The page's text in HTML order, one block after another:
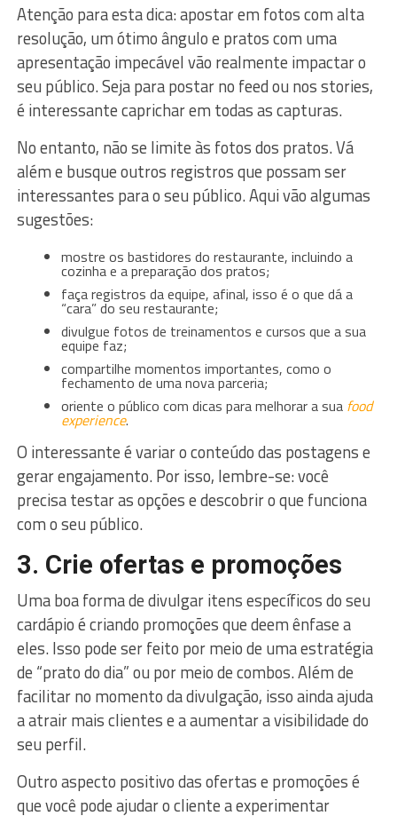
Atenção para esta dica: apostar em fotos com alta
resolução, um ótimo ângulo e pratos com uma
apresentação impecável vão realmente impactar o
seu público. Seja para postar no feed ou nos stories,
é interessante caprichar em todas as capturas.
No entanto, não se limite às fotos dos pratos. Vá
além e busque outros registros que possam ser
interessantes para o seu público. Aqui vão algumas
sugestões:
mostre os bastidores do restaurante, incluindo a
cozinha e a preparação dos pratos;
faça registros da equipe, afinal, isso é o que dá a
“cara” do seu restaurante;
divulgue fotos de treinamentos e cursos que a sua
equipe faz;
compartilhe momentos importantes, como o
fechamento de uma nova parceria;
oriente o público com dicas para melhorar a sua food
experience.
O interessante é variar o conteúdo das postagens e
gerar engajamento. Por isso, lembre-se: você
precisa testar as opções e descobrir o que funciona
com o seu público.
3. Crie ofertas e promoções
Uma boa forma de divulgar itens específicos do seu
cardápio é criando promoções que deem ênfase a
eles. Isso pode ser feito por meio de uma estratégia
de “prato do dia” ou por meio de combos. Além de
facilitar no momento da divulgação, isso ainda ajuda
a atrair mais clientes e a aumentar a visibilidade do
seu perfil.
Outro aspecto positivo das ofertas e promoções é
que você pode ajudar o cliente a experimentar